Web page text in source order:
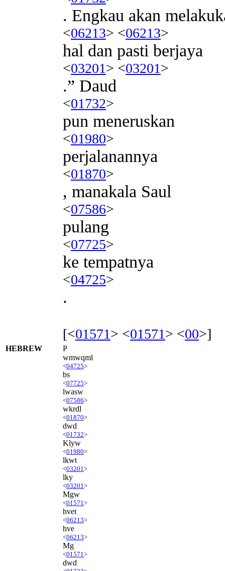
. Engkau akan
<06213> <06213>
hal dan pasti berjaya
<03201> <03201>
.” Daud
<01732>
pun meneruskan
<01980>
perjalanannya
<01870>
, manakala Saul
<07586>
pulang
<07725>
ke tempatnya
<04725>
.
[<01571> <01571> <00>]
HEBREW
P
wmwqml
<04725>
bs
<07725>
lwasw
<07586>
wkrdl
<01870>
dwd
<01732>
Klyw
<01980>
lkwt
<03201 >
lky
<03201 >
Mgw
<01571 >
hvet
<06213>
hve
<06213>
Mg
<01571 >
dwd